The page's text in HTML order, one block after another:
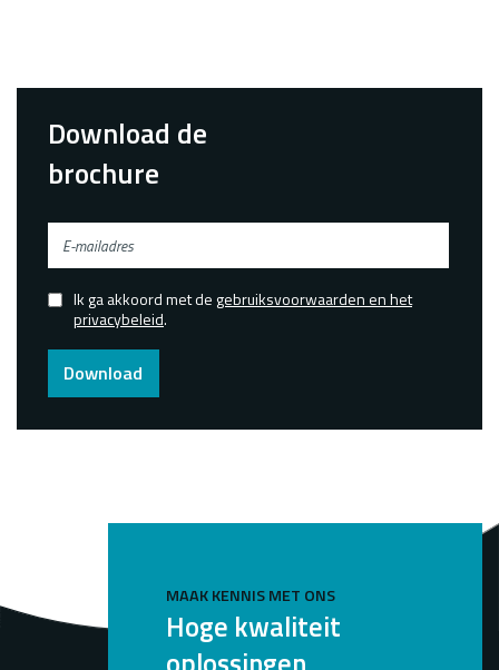
Download de
brochure
E-
mailadres
Confirmed
Ik ga akkoord met de gebruiksvoorwaarden en het
privacybeleid.
Download
MAAK KENNIS MET ONS
Hoge kwaliteit